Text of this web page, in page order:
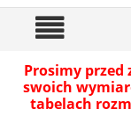
Prosimy przed
swoich
tabelach